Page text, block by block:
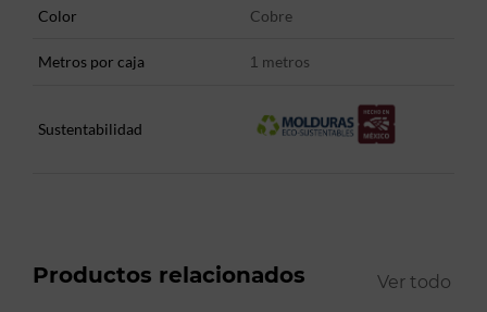
Color Cobre
Metros por caja 1 metros
Sustentabilidad
Productos relacionados Ver todo